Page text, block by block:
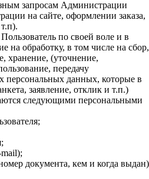
запросам Администрации
на сайте, оформлении заказа,
по своей воле и в
на обработку, в том числе на сбор,
хранение, (уточнение,
передачу
персональных данных, которые в
заявление, отклик и т.п.)
следующими персональными
документа, кем и когда выдан)